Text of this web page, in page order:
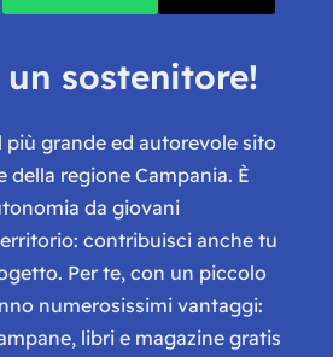
sostenitore!
più grande ed autorevole sito
della regione Campania. È
da giovani
contribuisci anche tu
Per te, con un piccolo
numerosissimi vantaggi:
libri e magazine gratis